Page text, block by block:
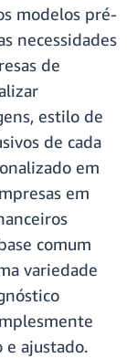
modelos pré-
necessidades
de
estilo de
de cada
em
em
comum
variedade
ajustado.